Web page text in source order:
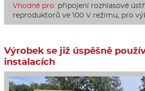
Vhodné pro: připojení rozhlasové
reproduktorů ve 100 V režimu, pro
Výrobek se již úspěšně
instalacích